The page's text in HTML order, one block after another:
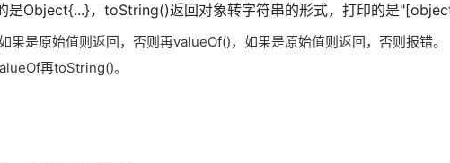
是Object{...}，toString()返回对象转字符串的形式，打印的是
是原始值则返回，否则再valueOf()，如果是原始值则返回，否则报错。
再toString()。